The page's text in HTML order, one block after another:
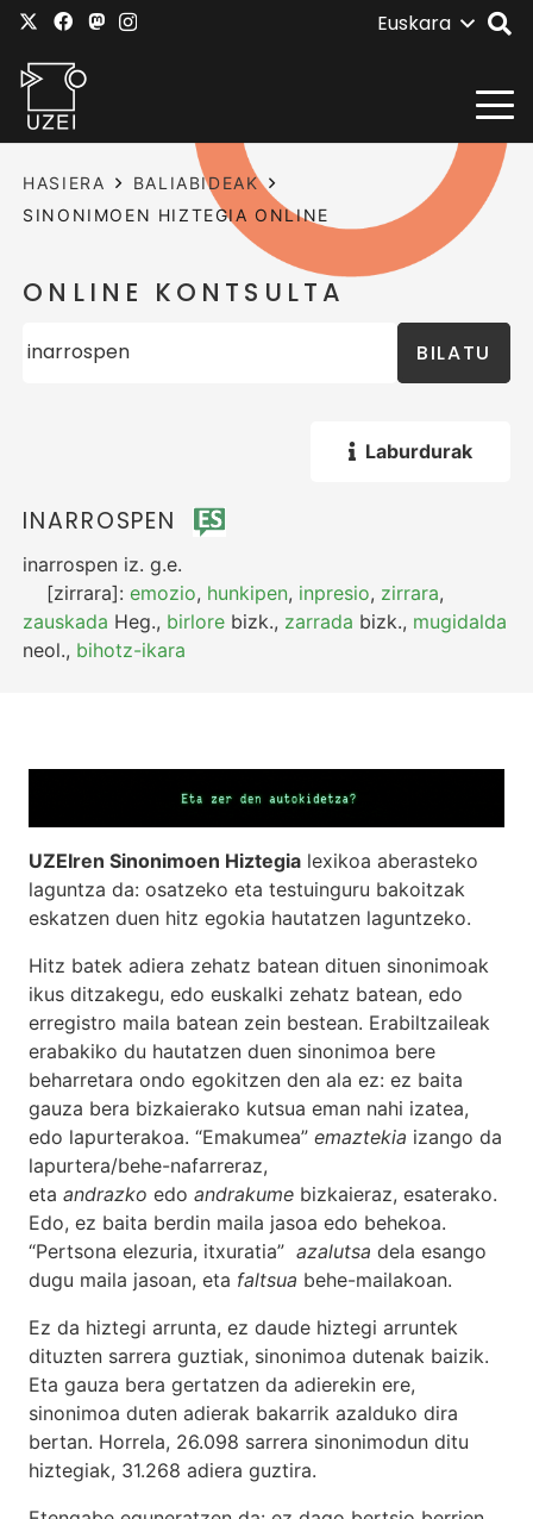
Euskara
HASIERA
BALIABIDEAK
SINONIMOEN HIZTEGIA ONLINE
ONLINE KONTSULTA
BILATU
Laburdurak
INARROSPEN
inarrospen iz. g.e.
[zirrara]:emozio, hunkipen, inpresio, zirrara,
zauskada Heg., birlore bizk., zarrada bizk., mugidalda
neol., bihotz-ikara
UZEIren Sinonimoen Hiztegia lexikoa aberasteko
laguntza da: osatzeko eta testuinguru bakoitzak
eskatzen duen hitz egokia hautatzen laguntzeko.
Hitz batek adiera zehatz batean dituen sinonimoak
ikus ditzakegu, edo euskalki zehatz batean, edo
erregistro maila batean zein bestean. Erabiltzaileak
erabakiko du hautatzen duen sinonimoa bere
beharretara ondo egokitzen den ala ez: ez baita
gauza bera bizkaierako kutsua eman nahi izatea,
edo lapurterakoa. “Emakumea” emaztekia izango da
lapurtera/behe-nafarreraz,
eta andrazko edo andrakume bizkaieraz, esaterako.
Edo, ez baita berdin maila jasoa edo behekoa.
“Pertsona elezuria, itxuratia” azalutsa dela esango
dugu maila jasoan, eta faltsua behe-mailakoan.
Ez da hiztegi arrunta, ez daude hiztegi arruntek
dituzten sarrera guztiak, sinonimoa dutenak baizik.
Eta gauza bera gertatzen da adierekin ere,
sinonimoa duten adierak bakarrik azalduko dira
bertan. Horrela, 26.098 sarrera sinonimodun ditu
hiztegiak, 31.268 adiera guztira.